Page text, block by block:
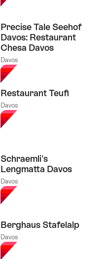
Precise Tale Seehof
Davos: Restaurant
Chesa Davos
Davos
Restaurant Teufi
Davos
Schraemli's
Lengmatta Davos
Davos
Berghaus Stafelalp
Davos